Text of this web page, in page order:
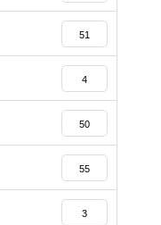
51
4
50
55
3